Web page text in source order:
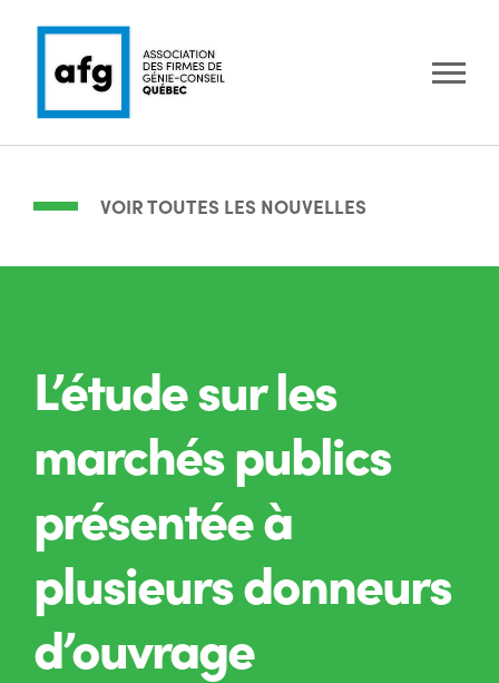
VOIR TOUTES LES NOUVELLES
L’étude sur les
marchés publics
présentée à
plusieurs donneurs
d’ouvrage